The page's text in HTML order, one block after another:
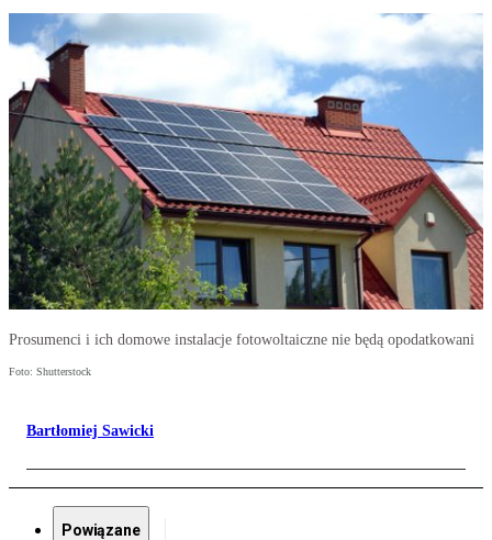
Prosumenci i ich domowe instalacje fotowoltaiczne nie będą opodatkowani
Foto: Shutterstock
Bartłomiej Sawicki
Powiązane